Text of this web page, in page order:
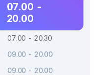
07.00 -
20.00
07.00 - 20.30
09.00 - 20.00
09.00 - 20.00